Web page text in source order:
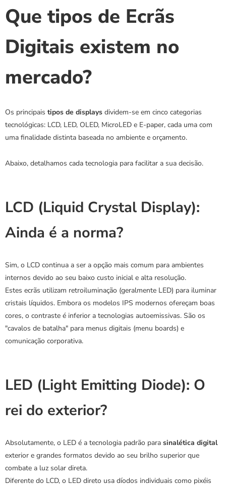
Que tipos de Ecrãs
Digitais existem no
mercado?
Os principais tipos de displays dividem-se em cinco categorias
tecnológicas: LCD, LED, OLED, MicroLED e E-paper, cada uma com
uma finalidade distinta baseada no ambiente e orçamento.
Abaixo, detalhamos cada tecnologia para facilitar a sua decisão.
LCD (Liquid Crystal Display):
Ainda é a norma?
Sim, o LCD continua a ser a opção mais comum para ambientes
internos devido ao seu baixo custo inicial e alta resolução.
Estes ecrãs utilizam retroiluminação (geralmente LED) para iluminar
cristais líquidos. Embora os modelos IPS modernos ofereçam boas
cores, o contraste é inferior a tecnologias autoemissivas. São os
"cavalos de batalha" para menus digitais (menu boards) e
comunicação corporativa.
LED (Light Emitting Diode): O
rei do exterior?
Absolutamente, o LED é a tecnologia padrão para sinalética digital
exterior e grandes formatos devido ao seu brilho superior que
combate a luz solar direta.
Diferente do LCD, o LED direto usa díodos individuais como pixéis